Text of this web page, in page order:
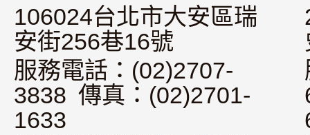
106024台北市大安區瑞
安街256巷16號
服務電話：(02)2707-
3838 傳真：(02)2701-
1633